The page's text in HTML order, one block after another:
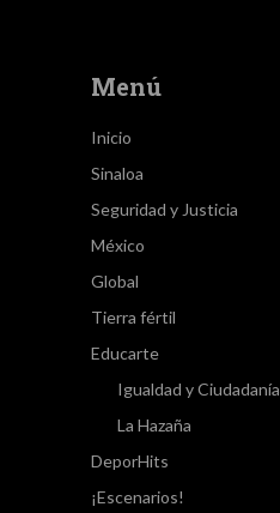
Menú
Inicio
Sinaloa
Seguridad y Justicia
México
Global
Tierra fértil
Educarte
Igualdad y Ciudadanía
La Hazaña
DeporHits
¡Escenarios!